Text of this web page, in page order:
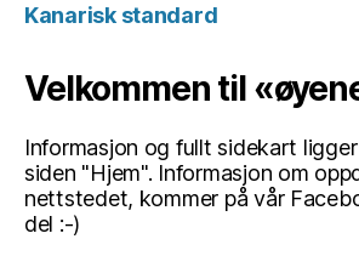
Kanarisk standard
Velkommen til
Informasjon og fullt sidekart
siden "Hjem". Informasjon om
nettstedet, kommer på vår
del :-)